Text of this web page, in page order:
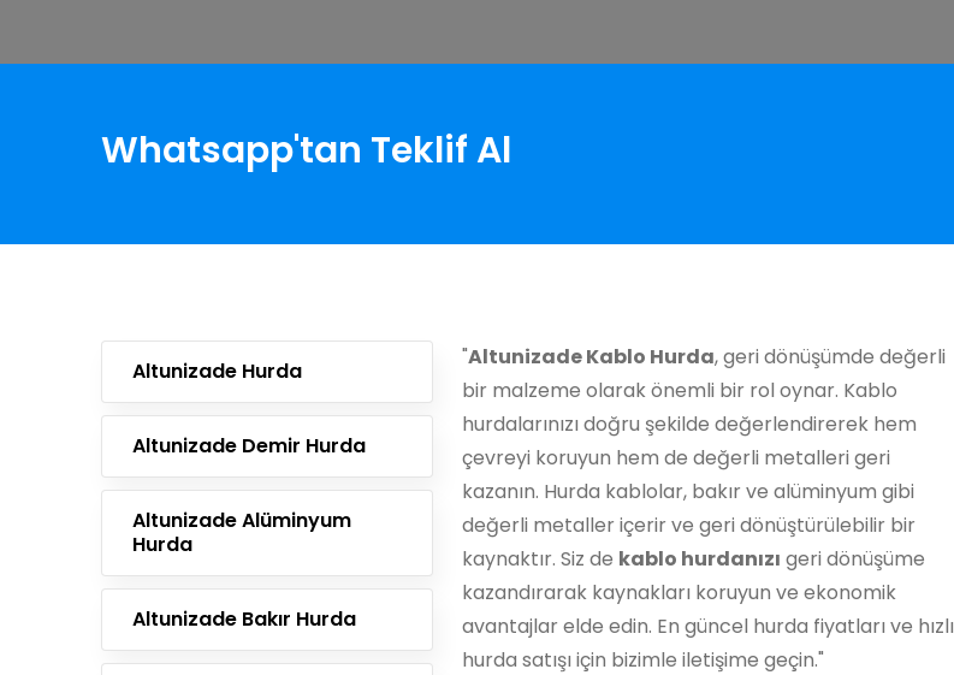
Whatsapp'tan Teklif Al
Altunizade Hurda
Altunizade Demir Hurda
Altunizade Alüminyum
Hurda
Altunizade Bakır Hurda
"Altunizade Kablo Hurda, geri dönüşümde değerli
bir malzeme olarak önemli bir rol oynar. Kablo
hurdalarınızı doğru şekilde değerlendirerek hem
çevreyi koruyun hem de değerli metalleri geri
kazanın. Hurda kablolar, bakır ve alüminyum gibi
değerli metaller içerir ve geri dönüştürülebilir bir
kaynaktır. Siz de kablo hurdanızı geri dönüşüme
kazandırarak kaynakları koruyun ve ekonomik
avantajlar elde edin. En güncel hurda fiyatları ve hızlı
hurda satışı için bizimle iletişime geçin."